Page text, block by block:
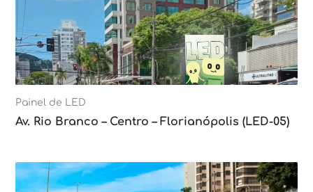
Painel de LED
Av. Rio Branco – Centro – Florianópolis (LED-05)